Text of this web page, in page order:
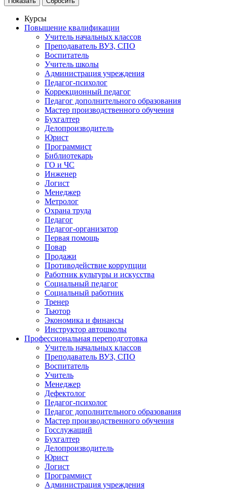
Курсы
Повышение квалификации
Учитель начальных классов
Преподаватель ВУЗ, СПО
Воспитатель
Учитель школы
Администрация учреждения
Педагог-психолог
Коррекционный педагог
Педагог дополнительного образования
Мастер производственного обучения
Бухгалтер
Делопроизводитель
Юрист
Программист
Библиотекарь
ГО и ЧС
Инженер
Логист
Менеджер
Метролог
Охрана труда
Педагог
Педагог-организатор
Первая помощь
Повар
Продажи
Противодействие коррупции
Работник культуры и искусства
Социальный педагог
Социальный работник
Тренер
Тьютор
Экономика и финансы
Инструктор автошколы
Профессиональная переподготовка
Учитель начальных классов
Преподаватель ВУЗ, СПО
Воспитатель
Учитель
Менеджер
Дефектолог
Педагог-психолог
Педагог дополнительного образования
Мастер производственного обучения
Госслужащий
Бухгалтер
Делопроизводитель
Юрист
Логист
Программист
Администрация учреждения